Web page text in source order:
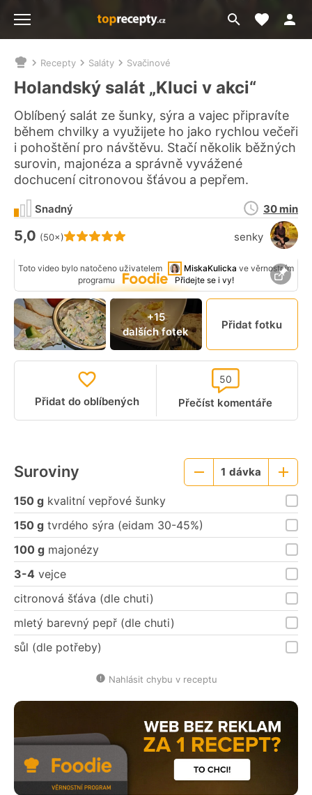
Přejít
na
Moje
Nacházíte
se
zde:
Recepty Saláty Svačinové
Holandský salát „Kluci v akci“
Oblíbený salát ze šunky, sýra a vajec připravíte
během chvilky a využijete ho jako rychlou večeři
i pohoštění pro návštěvu. Stačí několik běžných
surovin, majonéza a správně vyvážené
dochucení citronovou šťávou a pepřem.
Hodnocení receptu je
5,0 (50×) senky
Snadný
Doba
přípravy
30 min
Toto video bylo natočeno uživatelem MiskaKulicka ve věrnostním
programu
Přidejte se i vy!
video
+15
dalších fotek
Přidat fotku
Přidat do oblíbených Přečíst komentáře
50
Suroviny
Menší
1 dávka
Větší
porce
150 g kvalitní vepřové šunky
150 g tvrdého sýra (eidam 30-45%)
100 g majonézy
3-4 vejce
citronová šťáva (dle chuti)
mletý barevný pepř (dle chuti)
sůl (dle potřeby)
Nahlásit chybu v receptu